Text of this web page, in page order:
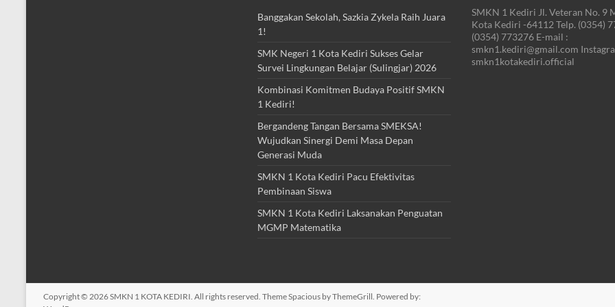
Banggakan Sekolah, Sazkia Zykela Raih Juara
1!
SMK Negeri 1 Kota Kediri Sukses Gelar
Survei Lingkungan Belajar (Sulingjar) 2026
Kombinasi Komitmen Budaya Positif SMKN
1 Kediri!
Bergandeng Tangan Bersama SMEKSA!
Wujudkan Sinergi Demi Masa Depan
Generasi Muda
SMKN 1 Kota Kediri Pacu Efektivitas
Pembinaan Siswa
SMKN 1 Kota Kediri Laksanakan Penguatan
MGMP Matematika
SMKN 1 Kediri Jl. Veteran No. 9
Kota Kediri -64112 Telp. (0354)
(0354) 773276 E-mail :
smkn1.kediri@gmail.com
smkn1kotakediri.official
Copyright © 2026SMKN 1 KOTA KEDIRI. All rights reserved. ThemeSpacious by ThemeGrill. Powered by: